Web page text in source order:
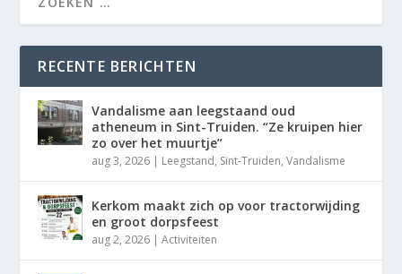
RECENTE BERICHTEN
Vandalisme aan leegstaand oud
atheneum in Sint-Truiden. “Ze kruipen hier
zo over het muurtje”
aug 3, 2026 | Leegstand, Sint-Truiden,Vandalisme
Kerkom maakt zich op voor tractorwijding
en groot dorpsfeest
aug 2, 2026 |Activiteiten